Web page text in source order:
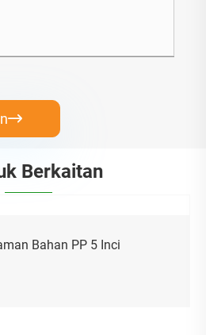

Berkaitan